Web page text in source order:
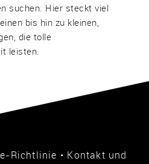
suchen. Hier steckt viel
bis hin zu kleinen,
die tolle
leisten.
Richtlinie • Kontakt und